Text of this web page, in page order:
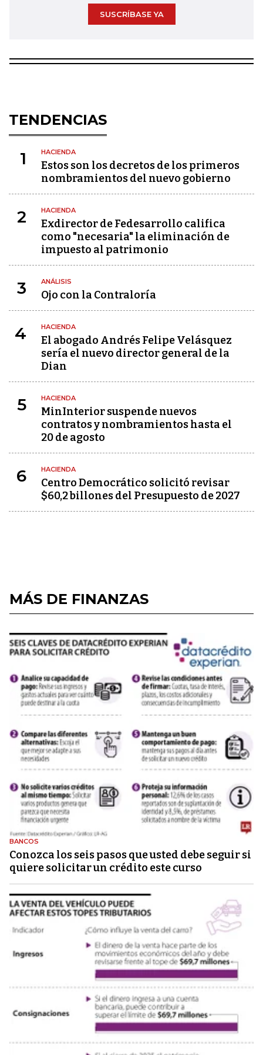
SUSCRÍBASE YA
TENDENCIAS
1 HACIENDA
Estos son los decretos de los primeros
nombramientos del nuevo gobierno
2 HACIENDA
Exdirector de Fedesarrollo califica
como "necesaria" la eliminación de
impuesto al patrimonio
3 ANÁLISIS
Ojo con la Contraloría
4 HACIENDA
El abogado Andrés Felipe Velásquez
sería el nuevo director general de la
Dian
5 HACIENDA
MinInterior suspende nuevos
contratos y nombramientos hasta el
20 de agosto
6 HACIENDA
Centro Democrático solicitó revisar
$60,2 billones del Presupuesto de 2027
MÁS DE FINANZAS
BANCOS
Conozca los seis pasos que usted debe seguir si
quiere solicitar un crédito este curso